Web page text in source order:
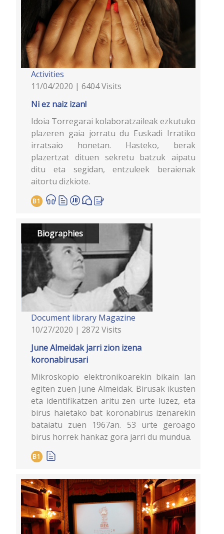
Activities
11/04/2020 | 6404 Visits
Ni ez naiz izan!
Idoia Torregarai kolaboratzaileak ezkutuko
plazeren gaia jorratu du Euskadi Irratiko
irratsaio honetan. Hasteko, berak
plazertzat dituen sekretu batzuk aipatu
ditu eta segidan, entzuleek beraienak
aitortu dizkiote.
B1
Biographies
Document library Magazine
10/27/2020 | 2872 Visits
June Almeidak jarri zion izena
koronabirusari
Mikroskopio elektronikoarekin bikain lan
egiten zuen June Almeidak. Birusak ikusten
eta identifikatzen aritu zen urte luzez, eta
birus haietako bat koronabirus izenarekin
bataiatu zuen 1967an. 53 urte geroago
birus horrek hankaz gora jarri du mundua.
B1